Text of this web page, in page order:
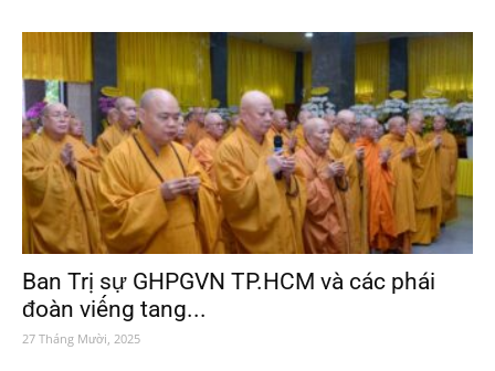
Ban Trị sự GHPGVN TP.HCM và các phái
đoàn viếng tang...
27 Tháng Mười, 2025